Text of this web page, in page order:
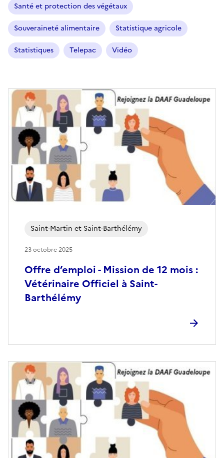
Santé et protection des végétaux
Souveraineté alimentaire Statistique agricole
Statistiques Telepac Vidéo
Offre d’emploi - Mission de 12 mois :
Vétérinaire Officiel à Saint-
Barthélémy
Saint-Martin et Saint-Barthélémy
23 octobre 2025